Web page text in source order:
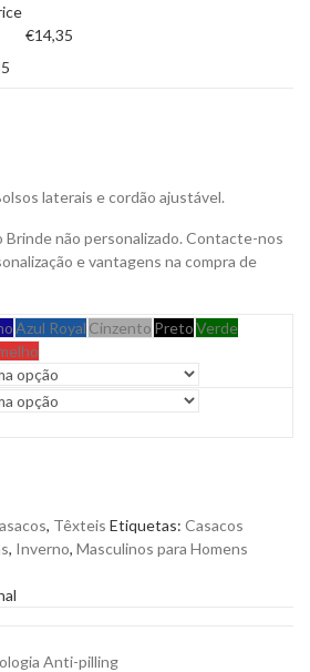
€14,35
laterais e cordão ajustável.
Brinde não personalizado. Contacte-nos
e vantagens na compra de
Azul Royal Cinzento PretoVerde
, Têxteis Etiquetas: Casacos
, Inverno, Masculinos para Homens
Anti-pilling